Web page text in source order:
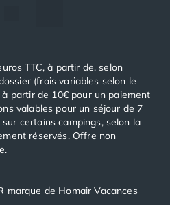
TTC, à partir de, selon
(frais variables selon le
partir de 10€ pour un paiement
valables pour un séjour de 7
certains campings, selon la
réservés. Offre non
marque de Homair Vacances